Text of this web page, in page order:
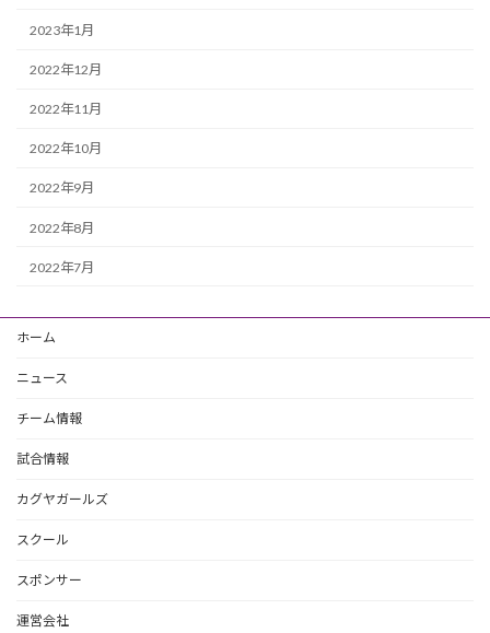
2023年1月
2022年12月
2022年11月
2022年10月
2022年9月
2022年8月
2022年7月
ホーム
ニュース
チーム情報
試合情報
カグヤガールズ
スクール
スポンサー
運営会社